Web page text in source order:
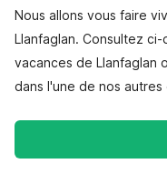
Nous allons vous faire
Llanfaglan. Consultez
vacances de Llanfaglan
dans l'une de nos autres